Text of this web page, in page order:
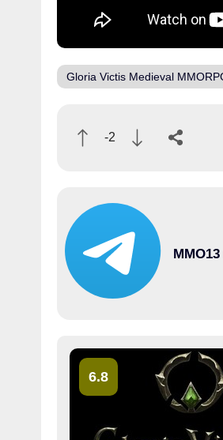
Gloria Victis Medieval
-2
6.8